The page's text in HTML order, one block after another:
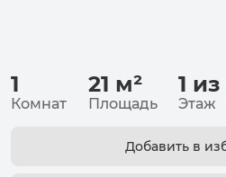
1
Комнат
21 м²
Площадь
1 из
Этаж
Добавить в